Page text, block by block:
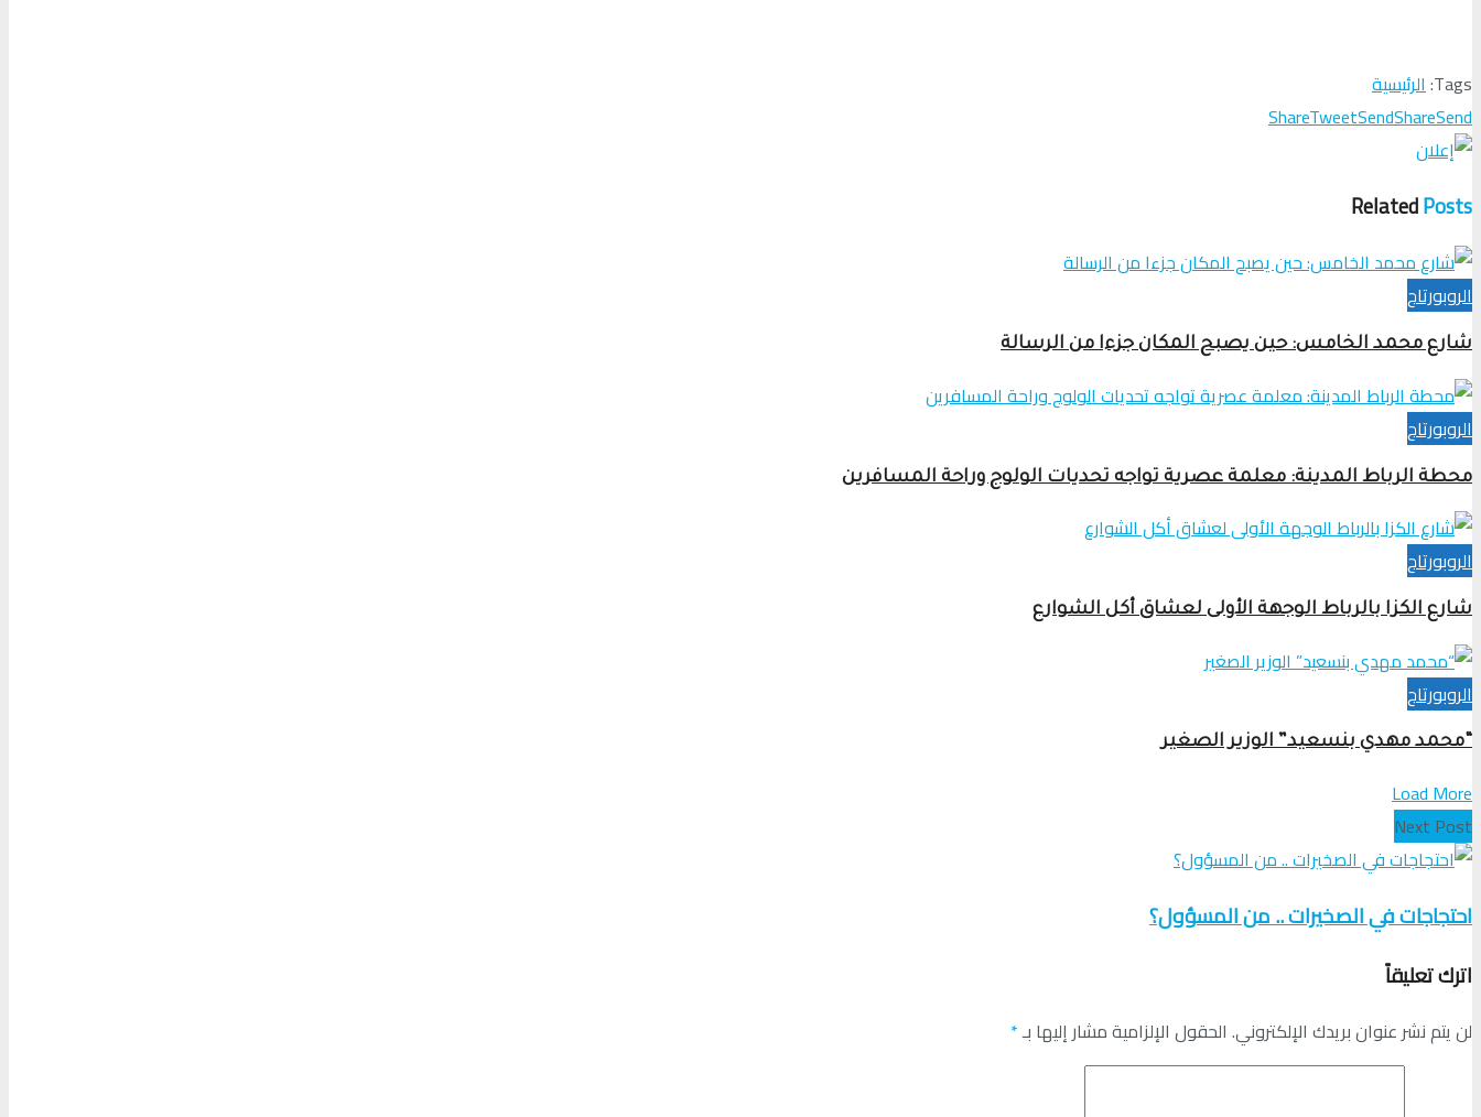
Tags: الرئيسية
ShareTweetSendShareSend
RelatedPosts
الروبورتاج
شارع محمد الخامس: حين يصبح المكان جزءا من الرسالة
الروبورتاج
محطة الرباط المدينة: معلمة عصرية تواجه تحديات الولوج وراحة المسافرين
الروبورتاج
شارع الكزا بالرباط الوجهة الأولى لعشاق أكل الشوارع
الروبورتاج
“محمد مهدي بنسعيد” الوزير الصغير
Load More
Next Post
احتجاجات في الصخيرات .. من المسؤول؟
اترك تعليقاً
لن يتم نشر عنوان بريدك الإلكتروني. الحقول الإلزامية مشار إليها بـ*